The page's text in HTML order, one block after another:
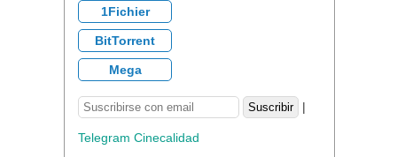
1Fichier
BitTorrent
Mega
|
Telegram Cinecalidad